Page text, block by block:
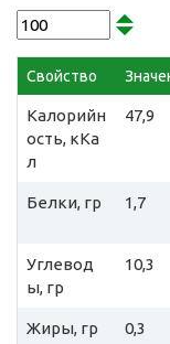
Свойство
Калорийн
ость, кКа
л
47,9
Белки, гр 1,7
Углевод
ы, гр
10,3
Жиры, гр 0,3